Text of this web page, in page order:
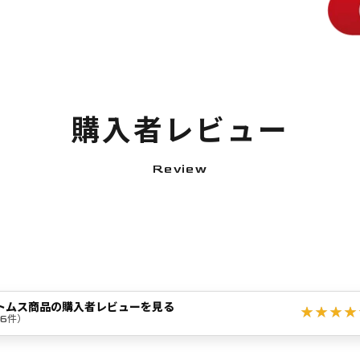
購入者レビュー
Review
ムス商品の購入者レビューを見る
件）